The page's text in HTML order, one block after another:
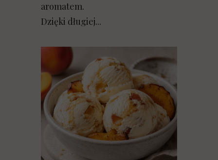
aromatem.
Dzięki długiej...